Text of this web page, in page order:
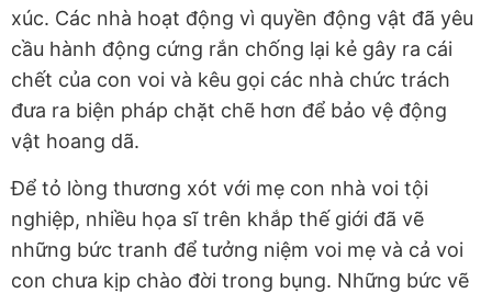
xúc. Các nhà hoạt động vì quyền động vật đã yêu
cầu hành động cứng rắn chống lại kẻ gây ra cái
chết của con voi và kêu gọi các nhà chức trách
đưa ra biện pháp chặt chẽ hơn để bảo vệ động
vật hoang dã.
Để tỏ lòng thương xót với mẹ con nhà voi tội
nghiệp, nhiều họa sĩ trên khắp thế giới đã vẽ
những bức tranh để tưởng niệm voi mẹ và cả voi
con chưa kịp chào đời trong bụng. Những bức vẽ